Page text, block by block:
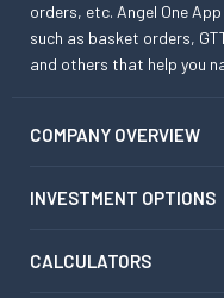
orders, etc. Angel One
such as basket orders,
and others that help you
COMPANY OVERVIEW
INVESTMENT OPTIONS
CALCULATORS